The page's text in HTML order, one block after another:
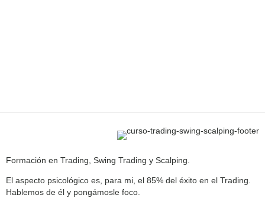
Formación en Trading, Swing Trading y Scalping.
El aspecto psicológico es, para mi, el 85% del éxito en el Trading.
Hablemos de él y pongámosle foco.